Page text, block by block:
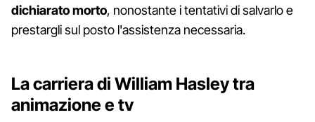
dichiarato morto, nonostante i tentativi di salvarlo e
prestargli sul posto l'assistenza necessaria.
La carriera di William Hasley tra
animazione e tv